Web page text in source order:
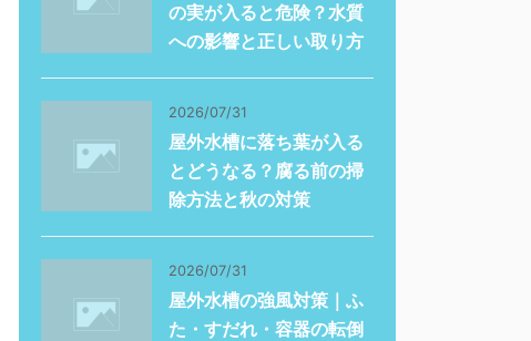
の実が入ると危険？水質
への影響と正しい取り方
2026/07/31
屋外水槽に落ち葉が入る
とどうなる？腐る前の掃
除方法と秋の対策
2026/07/31
屋外水槽の強風対策｜ふ
た・すだれ・容器の転倒